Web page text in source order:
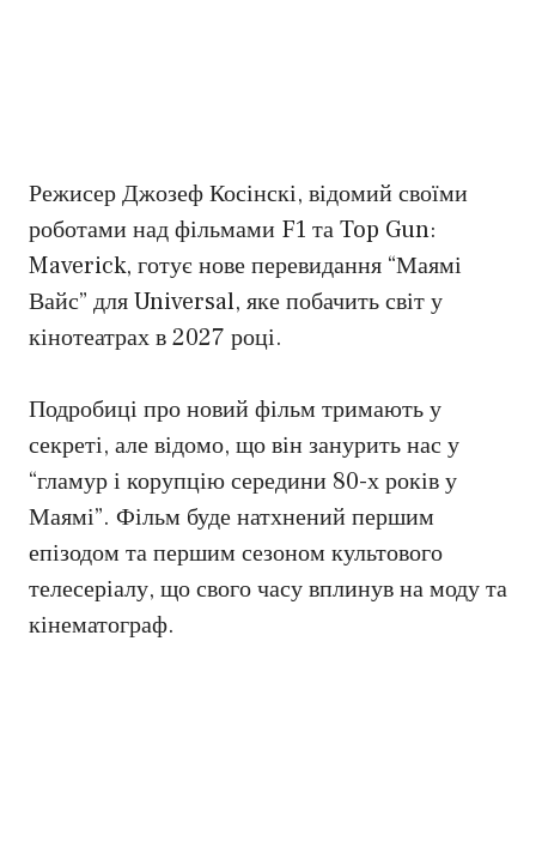
Режисер Джозеф Косінскі, відомий своїми
роботами над фільмами F1 та Top Gun:
Maverick, готує нове перевидання “Маямі
Вайс” для Universal, яке побачить світ у
кінотеатрах в 2027 році.
Подробиці про новий фільм тримають у
секреті, але відомо, що він занурить нас у
“гламур і корупцію середини 80-х років у
Маямі”. Фільм буде натхнений першим
епізодом та першим сезоном культового
телесеріалу, що свого часу вплинув на моду та
кінематограф.